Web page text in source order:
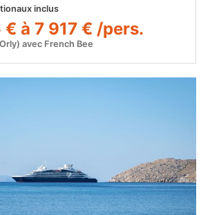
inclus
€ à 7 917 € /pers.
avec French Bee